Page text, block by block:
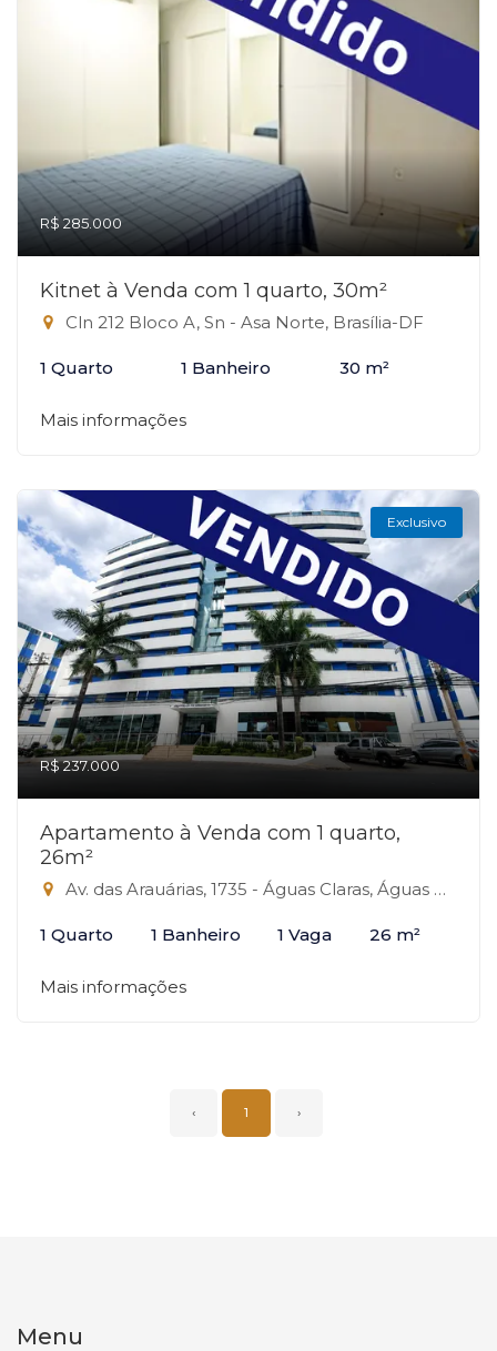
R$ 285.000
Kitnet à Venda com 1 quarto, 30m²
Cln 212 Bloco A, Sn - Asa Norte, Brasília-DF
1 Quarto 1 Banheiro 30 m²
Mais informações
Exclusivo
R$ 237.000
Apartamento à Venda com 1 quarto,
26m²
Av. das Arauárias, 1735 - Águas Claras, Águas Claras-DF
1 Quarto 1 Banheiro 1 Vaga 26 m²
Mais informações
‹ 1 ›
Menu